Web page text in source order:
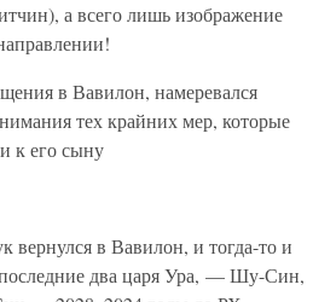
а всего лишь изображение
в Вавилон, намеревался
тех крайних мер, которые
к его сыну
вернулся в Вавилон, и тогда-то и
два царя Ура, — Шу-Син,